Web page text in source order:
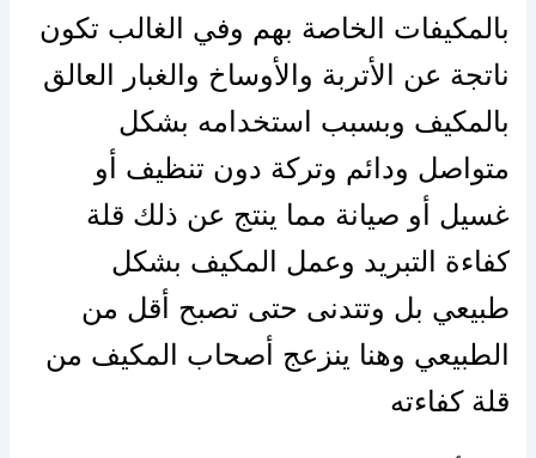
بالمكيفات الخاصة بهم وفي الغالب تكون
ناتجة عن
الأتربة والأوساخ والغبار العالق
بالمكيف وبسبب استخدامه بشكل
متواصل ودائم وتركة دون تنظيف أو
غسيل أو صيانة مما ينتج عن ذلك قلة
كفاءة التبريد وعمل المكيف بشكل
طبيعي بل وتتدنى حتى تصبح أقل من
الطبيعي وهنا ينزعج أصحاب المكيف من
قلة كفاءته